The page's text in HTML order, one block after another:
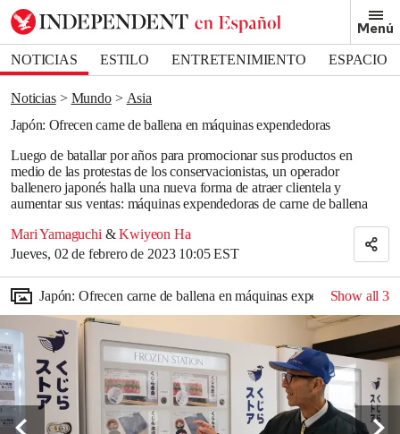
Menú
NOTICIAS ESTILO ENTRETENIMIENTO
ESPACIO
DEPORTES
Noticias Mundo
Asia
Japón: Ofrecen carne de ballena en máquinas expendedoras
Luego de batallar por años para promocionar sus productos en
medio de las protestas de los conservacionistas, un operador
ballenero japonés halla una nueva forma de atraer clientela y
aumentar sus ventas: máquinas expendedoras de carne de ballena
Mari Yamaguchi & Kwiyeon Ha
Jueves, 02 de febrero de 2023 10:05 EST
Bookmark popover
Removed from bookmarks
Close popover
Japón: Ofrecen carne de ballena en máquinas expendedoras
Show all3